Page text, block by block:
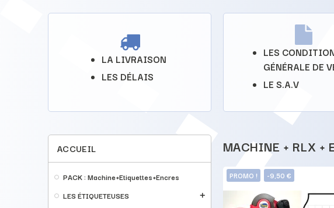
LA LIVRAISON
LES DÉLAIS
LES
GÉNÉRALE DE
LE S.A.V
ACCUEIL
PACK : Machine+Etiquettes+Encres
LES ÉTIQUETEUSES
add
MACHINE + RLX +
PROMO ! -9,50 € PROMO ! -9,50 €